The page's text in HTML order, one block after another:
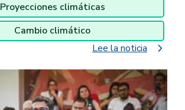
Proyecciones climáticas
Cambio climático
Lee la noticia
navigate_next